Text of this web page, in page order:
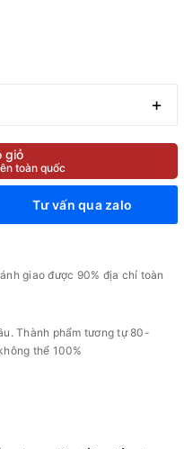
+
giỏ
toàn quốc
Tư vấn qua zalo
giao được 90% địa chỉ toàn
Thành phẩm tương tự 80-
thể 100%